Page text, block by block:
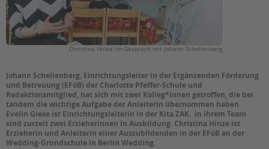
EINGLIEDERUNGSHILFE
BETREUTES WOHNEN
TANDEM BTL AKADEMIE
Zertfikatskurse
Seminarkalender
Seminarräume
Suchen
Christina Hinze im Gespräch mit Johann Schellenberg
Johann Schellenberg, Einrichtungsleiter in der Ergänzenden Förderung
und Betreuung (EFöB) der Charlotte Pfeffer-Schule und
Redaktionsmitglied, hat sich mit zwei Kolleg*innen getroffen, die bei
tandem die wichtige Aufgabe der Anleiterin übernommen haben.
Evelin Giese ist Einrichtungsleiterin in der Kita ZAK. In ihrem Team
sind zurzeit zwei Erzieherinnen in Ausbildung. Christina Hinze ist
Erzieherin und Anleiterin einer Auszubildenden in der EFöB an der
Wedding-Grundschule in Berlin Wedding.